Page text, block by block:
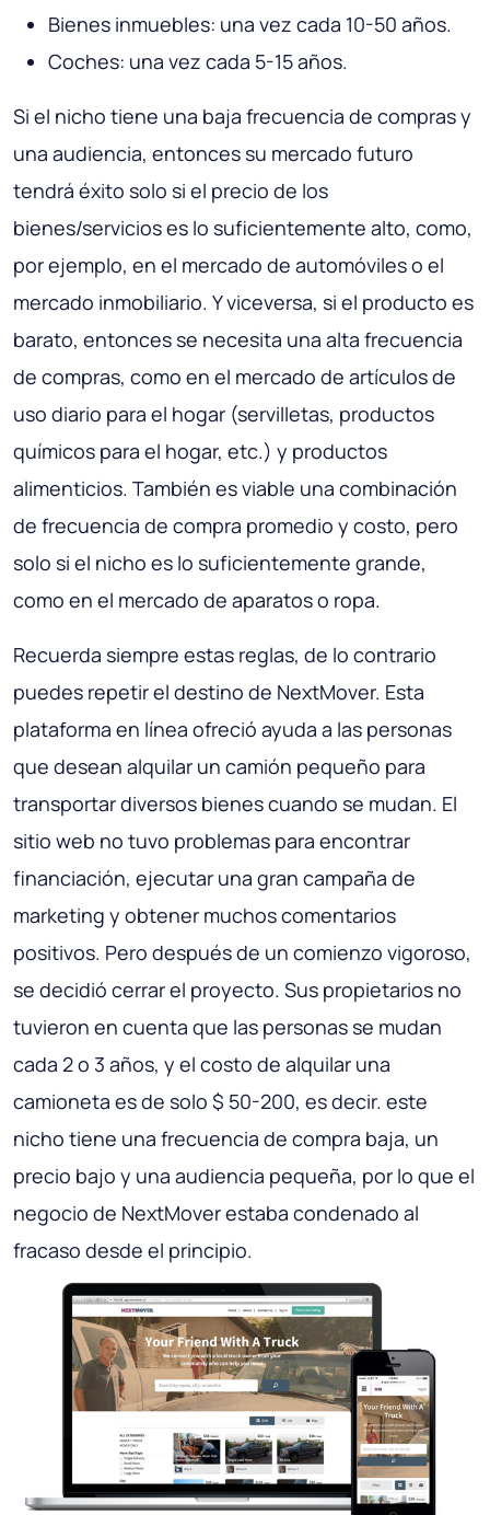
Bienes inmuebles: una vez cada 10-50 años.
Coches: una vez cada 5-15 años.
Si el nicho tiene una baja frecuencia de compras y
una audiencia, entonces su mercado futuro
tendrá éxito solo si el precio de los
bienes/servicios es lo suficientemente alto, como,
por ejemplo, en el mercado de automóviles o el
mercado inmobiliario. Y viceversa, si el producto es
barato, entonces se necesita una alta frecuencia
de compras, como en el mercado de artículos de
uso diario para el hogar (servilletas, productos
químicos para el hogar, etc.) y productos
alimenticios. También es viable una combinación
de frecuencia de compra promedio y costo, pero
solo si el nicho es lo suficientemente grande,
como en el mercado de aparatos o ropa.
Recuerda siempre estas reglas, de lo contrario
puedes repetir el destino de NextMover. Esta
plataforma en línea ofreció ayuda a las personas
que desean alquilar un camión pequeño para
transportar diversos bienes cuando se mudan. El
sitio web no tuvo problemas para encontrar
financiación, ejecutar una gran campaña de
marketing y obtener muchos comentarios
positivos. Pero después de un comienzo vigoroso,
se decidió cerrar el proyecto. Sus propietarios no
tuvieron en cuenta que las personas se mudan
cada 2 o 3 años, y el costo de alquilar una
camioneta es de solo $ 50-200, es decir. este
nicho tiene una frecuencia de compra baja, un
precio bajo y una audiencia pequeña, por lo que el
negocio de NextMover estaba condenado al
fracaso desde el principio.